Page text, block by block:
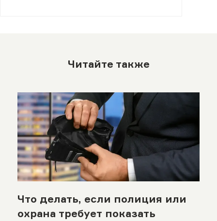
Читайте также
Что делать, если полиция или
охрана требует показать